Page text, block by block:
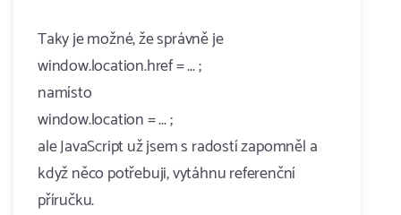
Taky je možné, že správně je
window.location.href = ... ;
namísto
window.location = ... ;
ale JavaScript už jsem s radostí zapomněl a
když něco potřebuji, vytáhnu referenční
příručku.